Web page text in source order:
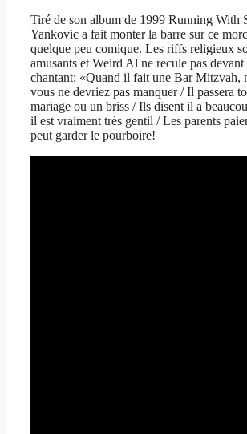
Tiré de son album de 1999 Running With
Yankovic a fait monter la barre sur ce
quelque peu comique. Les riffs religieux
amusants et Weird Al ne recule pas
chantant: «Quand il fait une Bar Mitzvah,
vous ne devriez pas manquer / Il passera
mariage ou un briss / Ils disent il a
il est vraiment très gentil / Les parents
peut garder le pourboire!